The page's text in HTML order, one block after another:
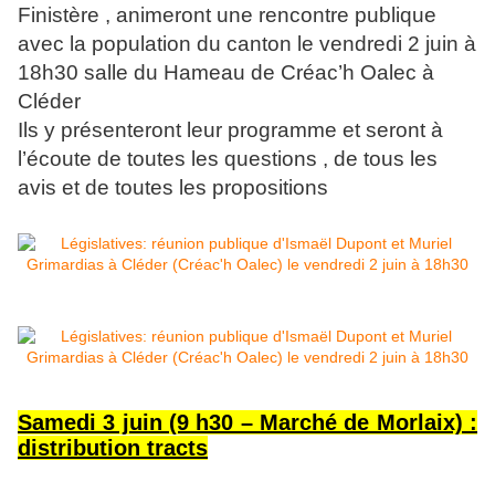
Finistère , animeront une rencontre publique
avec la population du canton le vendredi 2 juin à
18h30 salle du Hameau de Créac’h Oalec à
Cléder
Ils y présenteront leur programme et seront à
l’écoute de toutes les questions , de tous les
avis et de toutes les propositions
Samedi 3 juin (9 h30 – Marché de Morlaix) :
distribution tracts